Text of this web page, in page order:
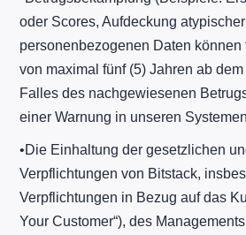
oder Scores, Aufdeckung
personenbezogenen Daten können
von maximal fünf (5) Jahren ab
Falles des nachgewiesenen
einer Warnung in unseren
​•​Die Einhaltung der gesetzlichen
Verpflichtungen von Bitstack,
Verpflichtungen in Bezug auf das
Your Customer“), des